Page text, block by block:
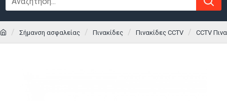
Σήμανση ασφαλείας Πινακίδες Πινακίδες CCTV CCTV